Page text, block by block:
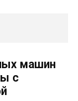
машин
с